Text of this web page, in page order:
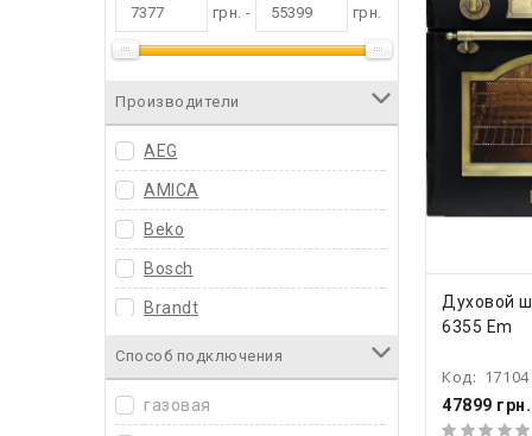
грн. - грн.
Производители
AEG
AMICA
Beko
Bosch
Brandt
Candy
Cata
De Dietrich
Способ подключения
газовая
Духовой
6355 Em
Код: 17104
47899 грн.